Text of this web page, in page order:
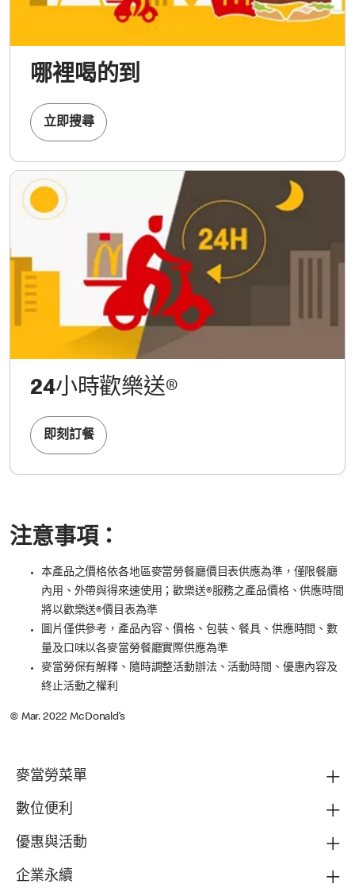
哪裡喝的到
立即搜尋
24小時歡樂送®
即刻訂餐
注意事項：
本產品之價格依各地區麥當勞餐廳價目表供應為準，僅限餐廳
內用、外帶與得來速使用；歡樂送®服務之產品價格、供應時間
將以歡樂送®價目表為準
圖片僅供參考，產品內容、價格、包裝、餐具、供應時間、數
量及口味以各麥當勞餐廳實際供應為準
麥當勞保有解釋、隨時調整活動辦法、活動時間、優惠內容及
終止活動之權利
© Mar. 2022 McDonald’s
麥當勞菜單
數位便利
優惠與活動
企業永續